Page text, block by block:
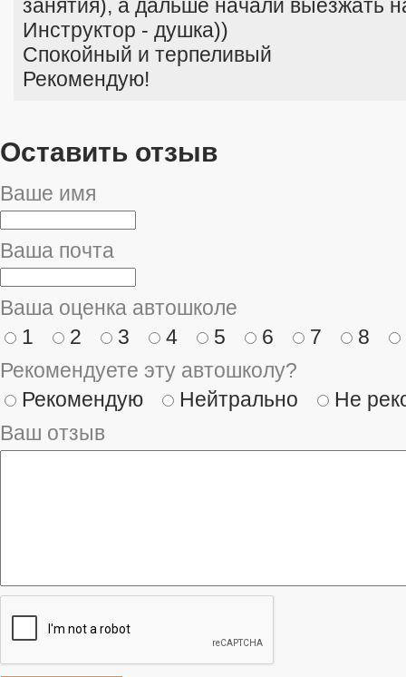
занятия), а дальше начали выезжать
Инструктор - душка))
Спокойный и терпеливый
Рекомендую!
Оставить отзыв
Ваше имя
Ваша почта
Ваша оценка автошколе
1
2 3 4 5 6 7
8
Рекомендуете эту автошколу?
Рекомендую
Нейтрально
Не
Ваш отзыв